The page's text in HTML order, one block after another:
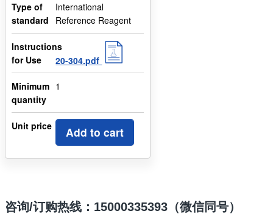
Type of
standard
International
Reference Reagent
Instructions
for Use
20-304.pdf
Minimum
quantity
1
Unit price Add to cart
咨询/订购热线：15000335393（微信同号）